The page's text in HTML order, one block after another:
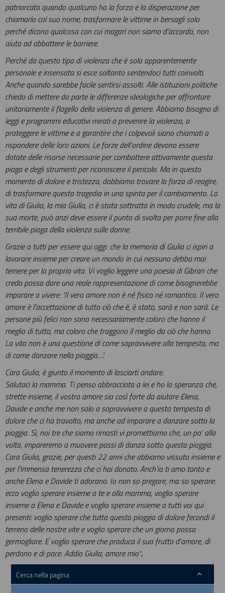
patriarcato quando qualcuno ha la forza e la disperazione per
chiamarlo col suo nome, trasformare le vittime in bersagli solo
perché dicono qualcosa con cui magari non siamo d'accordo, non
aiuta ad abbattere le barriere.
Perché da questo tipo di violenza che è solo apparentemente
personale e insensata si esce soltanto sentendoci tutti coinvolti.
Anche quando sarebbe facile sentirsi assolti. Alle istituzioni politiche
chiedo di mettere da parte le differenze ideologiche per affrontare
unitariamente il flagello della violenza di genere. Abbiamo bisogno di
leggi e programmi educativi mirati a prevenire la violenza, a
proteggere le vittime e a garantire che i colpevoli siano chiamati a
rispondere delle loro azioni. Le forze dell'ordine devono essere
dotate delle risorse necessarie per combattere attivamente questa
piaga e degli strumenti per riconoscere il pericolo. Ma in questo
momento di dolore e tristezza, dobbiamo trovare la forza di reagire,
di trasformare questa tragedia in una spinta per il cambiamento. La
vita di Giulia, la mia Giulia, ci è stata sottratta in modo crudele, ma la
sua morte, può anzi deve essere il punto di svolta per porre fine alla
terribile piaga della violenza sulle donne.
Grazie a tutti per essere qui oggi: che la memoria di Giulia ci ispiri a
lavorare insieme per creare un mondo in cui nessuno debba mai
temere per la propria vita. Vi voglio leggere una poesia di Gibran che
credo possa dare una reale rappresentazione di come bisognerebbe
imparare a vivere: 'Il vero amore non è né fisico né romantico. Il vero
amore è l'accettazione di tutto ciò che è, è stato, sarà e non sarà. Le
persone più felici non sono necessariamente coloro che hanno il
meglio di tutto, ma coloro che traggono il meglio da ciò che hanno.
La vita non è una questione di come sopravvivere alla tempesta, ma
di come danzare nella pioggia…'.
Cara Giulia, è giunto il momento di lasciarti andare.
Salutaci la mamma. Ti penso abbracciata a lei e ho la speranza che,
strette insieme, il vostro amore sia così forte da aiutare Elena,
Davide e anche me non solo a sopravvivere a questa tempesta di
dolore che ci ha travolto, ma anche ad imparare a danzare sotto la
pioggia. Sì, noi tre che siamo rimasti vi promettiamo che, un po' alla
volta, impareremo a muovere passi di danza sotto questa pioggia.
Cara Giulia, grazie, per questi 22 anni che abbiamo vissuto insieme e
per l'immensa tenerezza che ci hai donato. Anch'io ti amo tanto e
anche Elena e Davide ti adorano. Io non so pregare, ma so sperare:
ecco voglio sperare insieme a te e alla mamma, voglio sperare
insieme a Elena e Davide e voglio sperare insieme a tutti voi qui
presenti: voglio sperare che tutta questa pioggia di dolore fecondi il
terreno delle nostre vite e voglio sperare che un giorno possa
germogliare. E voglio sperare che produca il suo frutto d'amore, di
perdono e di pace. Addio Giulia, amore mio".
Cerca nella pagina